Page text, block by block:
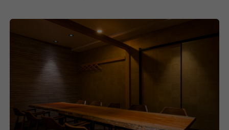
新店舗の展開を計画している今、立ち上げに携わるチ
ャンスが豊富です。さらに大型イベントで福岡を熱く
するグループの強みを活かし、店舗の枠を超えた仕掛
け人として最速で経営脳を鍛えられます。自分の可能